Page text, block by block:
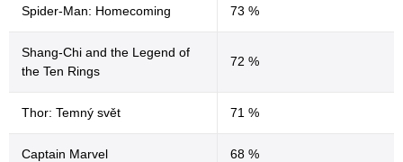
Spider-Man: Homecoming 73 %
Shang-Chi and the Legend of
the Ten Rings
72 %
Thor: Temný svět 71 %
Captain Marvel 68 %